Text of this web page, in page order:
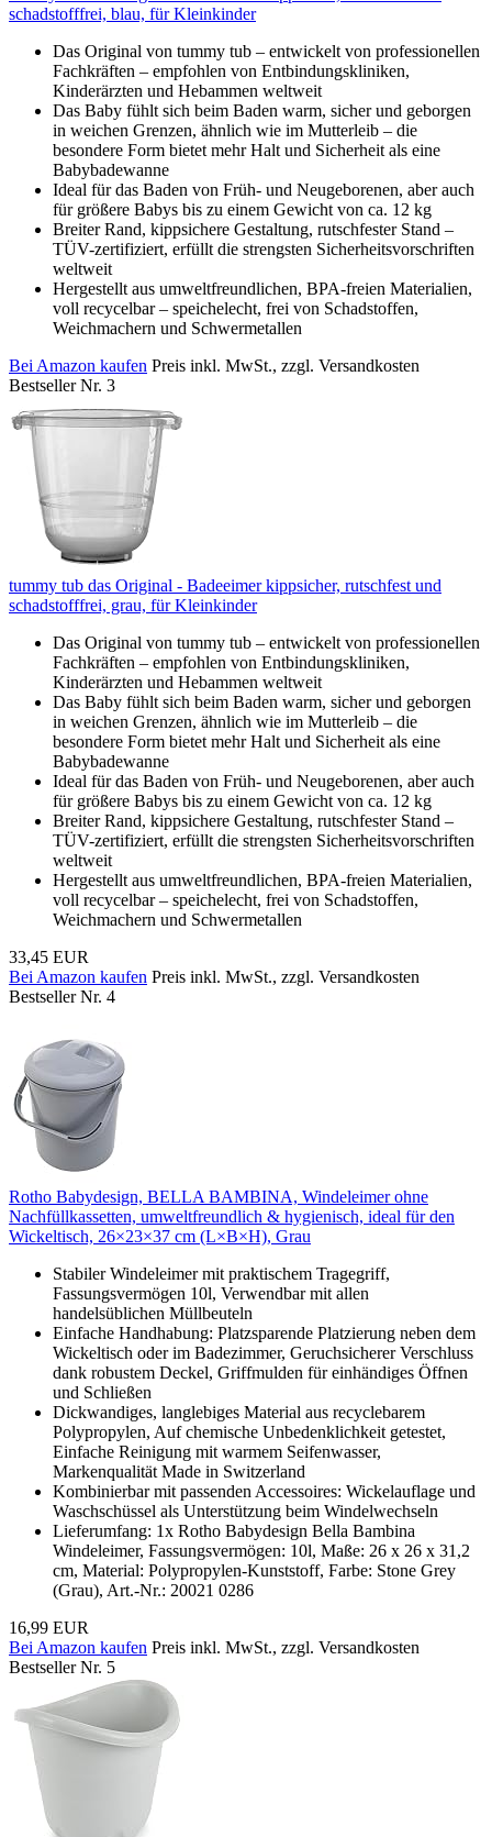
schadstofffrei, blau, für Kleinkinder
Das Original von tummy tub – entwickelt von professionellen
Fachkräften – empfohlen von Entbindungskliniken,
Kinderärzten und Hebammen weltweit
Das Baby fühlt sich beim Baden warm, sicher und geborgen
in weichen Grenzen, ähnlich wie im Mutterleib – die
besondere Form bietet mehr Halt und Sicherheit als eine
Babybadewanne
Ideal für das Baden von Früh- und Neugeborenen, aber auch
für größere Babys bis zu einem Gewicht von ca. 12 kg
Breiter Rand, kippsichere Gestaltung, rutschfester Stand –
TÜV-zertifiziert, erfüllt die strengsten Sicherheitsvorschriften
weltweit
Hergestellt aus umweltfreundlichen, BPA-freien Materialien,
voll recycelbar – speichelecht, frei von Schadstoffen,
Weichmachern und Schwermetallen
Bei Amazon kaufen Preis inkl. MwSt., zzgl. Versandkosten
Bestseller Nr. 3
tummy tub das Original - Badeeimer kippsicher, rutschfest und
schadstofffrei, grau, für Kleinkinder
Das Original von tummy tub – entwickelt von professionellen
Fachkräften – empfohlen von Entbindungskliniken,
Kinderärzten und Hebammen weltweit
Das Baby fühlt sich beim Baden warm, sicher und geborgen
in weichen Grenzen, ähnlich wie im Mutterleib – die
besondere Form bietet mehr Halt und Sicherheit als eine
Babybadewanne
Ideal für das Baden von Früh- und Neugeborenen, aber auch
für größere Babys bis zu einem Gewicht von ca. 12 kg
Breiter Rand, kippsichere Gestaltung, rutschfester Stand –
TÜV-zertifiziert, erfüllt die strengsten Sicherheitsvorschriften
weltweit
Hergestellt aus umweltfreundlichen, BPA-freien Materialien,
voll recycelbar – speichelecht, frei von Schadstoffen,
Weichmachern und Schwermetallen
33,45 EUR
Bei Amazon kaufen Preis inkl. MwSt., zzgl. Versandkosten
Bestseller Nr. 4
Rotho Babydesign, BELLA BAMBINA, Windeleimer ohne
Nachfüllkassetten, umweltfreundlich & hygienisch, ideal für den
Wickeltisch, 26×23×37 cm (L×B×H), Grau
Stabiler Windeleimer mit praktischem Tragegriff,
Fassungsvermögen 10l, Verwendbar mit allen
handelsüblichen Müllbeuteln
Einfache Handhabung: Platzsparende Platzierung neben dem
Wickeltisch oder im Badezimmer, Geruchsicherer Verschluss
dank robustem Deckel, Griffmulden für einhändiges Öffnen
und Schließen
Dickwandiges, langlebiges Material aus recyclebarem
Polypropylen, Auf chemische Unbedenklichkeit getestet,
Einfache Reinigung mit warmem Seifenwasser,
Markenqualität Made in Switzerland
Kombinierbar mit passenden Accessoires: Wickelauflage und
Waschschüssel als Unterstützung beim Windelwechseln
Lieferumfang: 1x Rotho Babydesign Bella Bambina
Windeleimer, Fassungsvermögen: 10l, Maße: 26 x 26 x 31,2
cm, Material: Polypropylen-Kunststoff, Farbe: Stone Grey
(Grau), Art.-Nr.: 20021 0286
16,99 EUR
Bei Amazon kaufen Preis inkl. MwSt., zzgl. Versandkosten
Bestseller Nr. 5